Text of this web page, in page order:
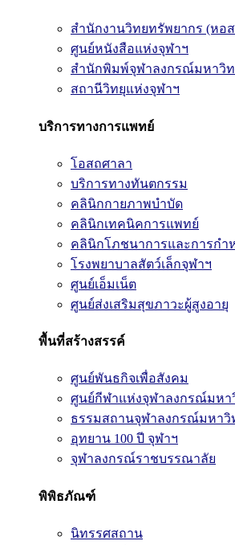
สำนักงานวิทยทรัพยากร (หอ
ศูนย์หนังสือแห่งจุฬาฯ
สำนักพิมพ์จุฬาลงกรณ์มหาวิท
สถานีวิทยุแห่งจุฬาฯ
บริการทางการแพทย์
โอสถศาลา
บริการทางทันตกรรม
คลินิกกายภาพบำบัด
คลินิกเทคนิคการแพทย์
คลินิกโภชนาการและการกำ
โรงพยาบาลสัตว์เล็กจุฬาฯ
ศูนย์เอ็มเน็ต
ศูนย์ส่งเสริมสุขภาวะผู้สูงอายุ
พื้นที่สร้างสรรค์
ศูนย์พันธกิจเพื่อสังคม
ศูนย์กีฬาแห่งจุฬาลงกรณ์มหา
ธรรมสถานจุฬาลงกรณ์มหาวิ
อุทยาน 100 ปี จุฬาฯ
จุฬาลงกรณ์ราชบรรณาลัย
พิพิธภัณฑ์
นิทรรศสถาน